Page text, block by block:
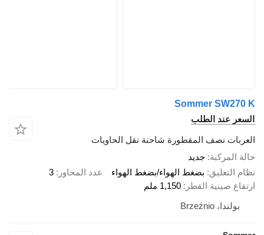
Sommer SW270 K
السعر عند الطلب
العربات نصف المقطورة شاحنة نقل الحاويات
حالة المركبة جديد
نظام التعليق بضغط الهواء/بضغط الهواء عدد المحاور
3
ارتفاع صينية القطر
1,150 ملم
بولندا، Brzeźnio